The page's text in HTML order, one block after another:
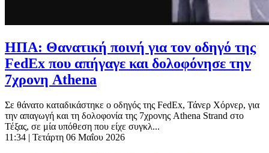
ΗΠΑ: Θανατική ποινή για τον οδηγό της
FedEx που απήγαγε και δολοφόνησε την
7χρονη Athena
Σε θάνατο καταδικάστηκε ο οδηγός της FedEx, Τάνερ Χόρνερ, για
την απαγωγή και τη δολοφονία της 7χρονης Athena Strand στο
Τέξας, σε μία υπόθεση που είχε συγκλ...
11:34 | Τετάρτη 06 Μαΐου 2026